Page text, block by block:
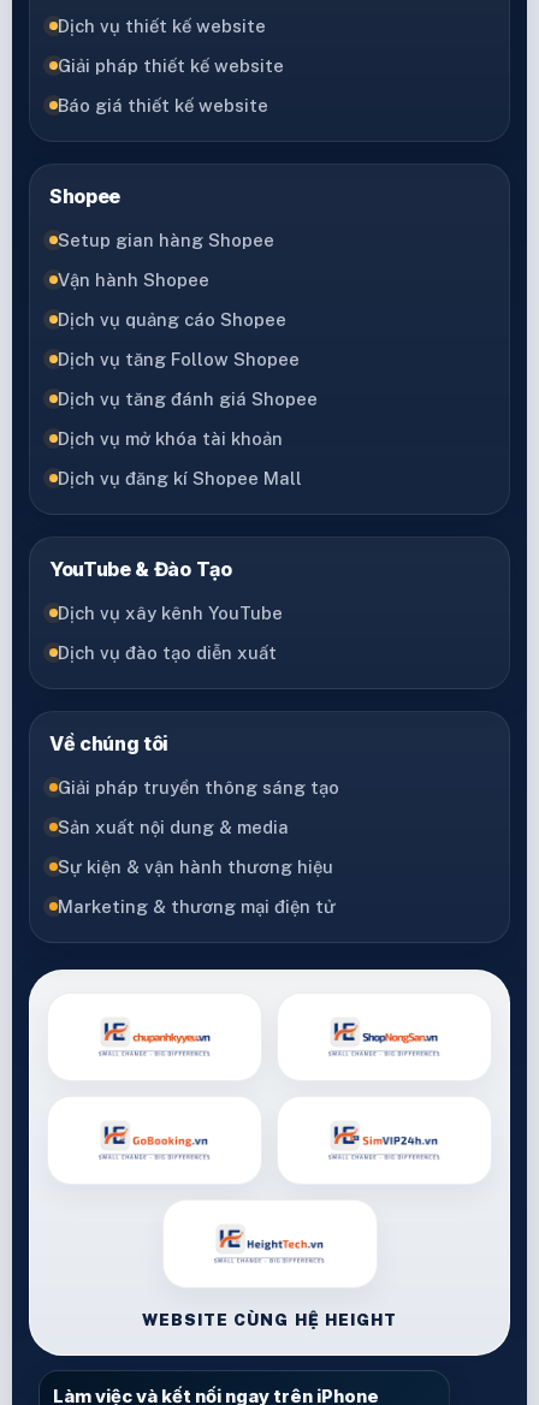
Dịch vụ thiết kế website
Giải pháp thiết kế website
Báo giá thiết kế website
Shopee
Setup gian hàng Shopee
Vận hành Shopee
Dịch vụ quảng cáo Shopee
Dịch vụ tăng Follow Shopee
Dịch vụ tăng đánh giá Shopee
Dịch vụ mở khóa tài khoản
Dịch vụ đăng kí Shopee Mall
YouTube & Đào Tạo
Dịch vụ xây kênh YouTube
Dịch vụ đào tạo diễn xuất
Về chúng tôi
Giải pháp truyền thông sáng tạo
Sản xuất nội dung & media
Sự kiện & vận hành thương hiệu
Marketing & thương mại điện tử
WEBSITE CÙNG HỆ HEIGHT
Làm việc và kết nối ngay trên iPhone